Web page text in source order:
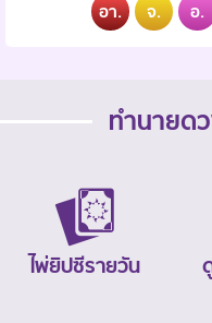
อา. จ. อ.
ทำนายด
ไพ่ยิปซีรายวัน